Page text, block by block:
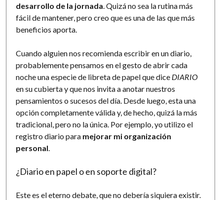
desarrollo de la jornada . Quizá no sea la rutina más
fácil de mantener, pero creo que es una de las que más
beneficios aporta.
Cuando alguien nos recomienda escribir en un diario,
probablemente pensamos en el gesto de abrir cada
noche una especie de libreta de papel que dice DIARIO
en su cubierta y que nos invita a anotar nuestros
pensamientos o sucesos del día. Desde luego, esta una
opción completamente válida y, de hecho, quizá la más
tradicional, pero no la única. Por ejemplo, yo utilizo el
registro diario para mejorar mi organización
personal
¿Diario en papel o en soporte digital?
Este es el eterno debate, que no debería siquiera existir.